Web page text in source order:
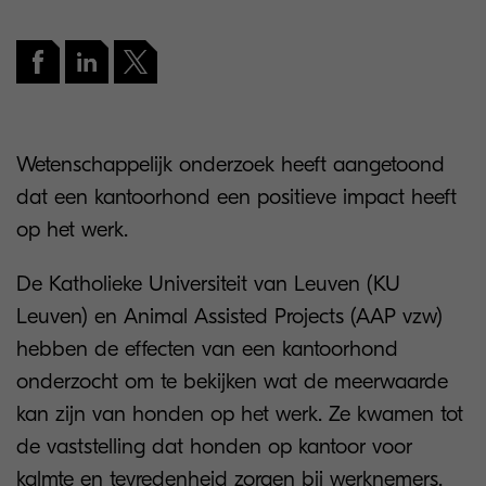
Wetenschappelijk onderzoek heeft aangetoond
dat een kantoorhond een positieve impact heeft
op het werk.
De Katholieke Universiteit van Leuven (KU
Leuven) en Animal Assisted Projects (AAP vzw)
hebben de effecten van een kantoorhond
onderzocht om te bekijken wat de meerwaarde
kan zijn van honden op het werk. Ze kwamen tot
de vaststelling dat honden op kantoor voor
kalmte en tevredenheid zorgen bij werknemers.